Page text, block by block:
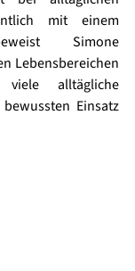
mit einem
Simone
Lebensbereichen
alltägliche
Einsatz